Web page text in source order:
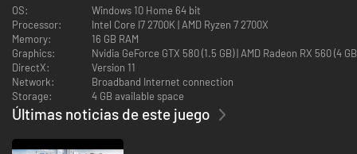
OS:
Windows 10 Home 64 bit
Processor:
Intel Core I7 2700K | AMD Ryzen 7 2700X
Memory:
16 GB RAM
Graphics:
Nvidia GeForce GTX 580 (1.5 GB) | AMD Radeon RX 560 (4
DirectX:
Version 11
Network:
Broadband Internet connection
Storage:
4 GB available space
Últimas noticias de este juego